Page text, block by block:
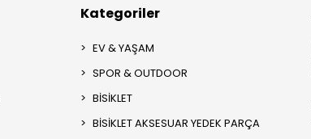
Kategoriler
EV & YAŞAM
SPOR & OUTDOOR
BİSİKLET
BİSİKLET AKSESUAR YEDEK PARÇA